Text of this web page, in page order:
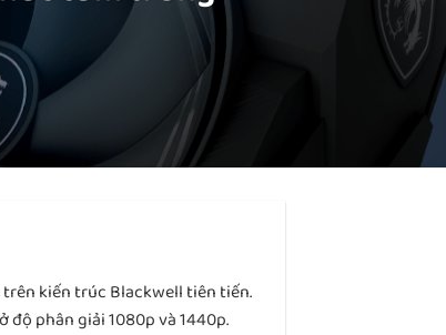
trên kiến trúc Blackwell tiên tiến.
độ phân giải 1080p và 1440p.